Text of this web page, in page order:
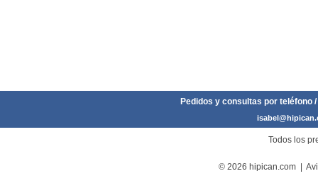
Pedidos y consultas por teléfono
Todos los
© 2026 hipican.com |